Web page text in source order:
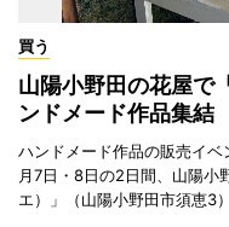
買う
山陽小野田の花屋
ンドメード作品集結
ハンドメード作品の販売イ
月7日・8日の2日間、山陽
エ）」（山陽小野田市須恵3